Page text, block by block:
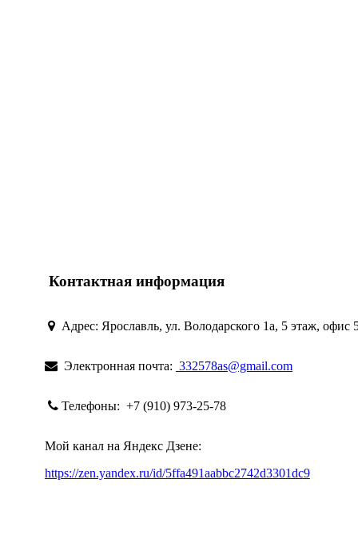
Контактная информация
Адрес: Ярославль, ул. Володарского 1а, 5 этаж, офис
Электронная почта: 332578as@gmail.com
Телефоны: +7 (910) 973-25-78
Мой канал на Яндекс Дзене:
https://zen.yandex.ru/id/5ffa491aabbc2742d3301dc9